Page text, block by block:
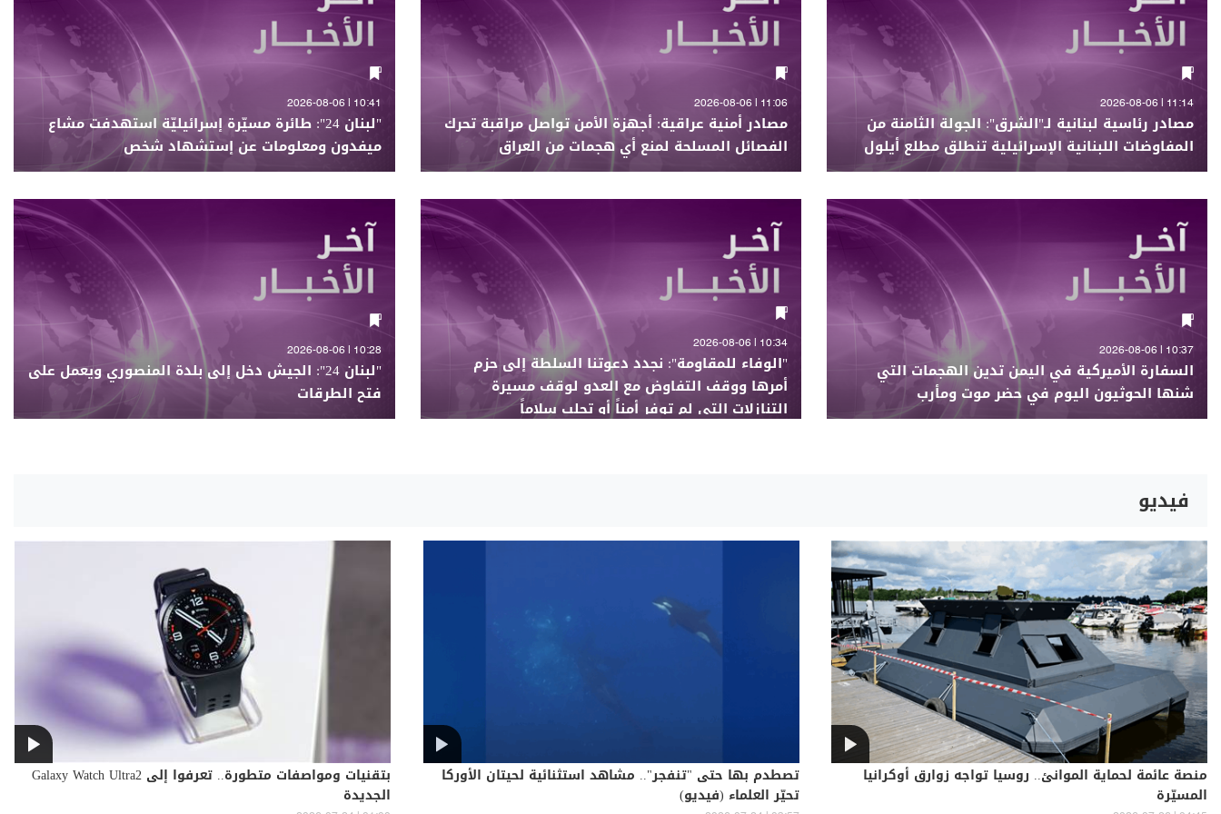
11:14 | 2026-08-06
مصادر رئاسية لبنانية لـ"الشرق": الجولة الثامنة من
المفاوضات اللبنانية الإسرائيلية تنطلق مطلع أيلول
11:06 | 2026-08-06
مصادر أمنية عراقية: أجهزة الأمن تواصل مراقبة تحرك
الفصائل المسلحة لمنع أي هجمات من العراق
10:41 | 2026-08-06
"لبنان 24": طائرة مسيّرة إسرائيليّة استهدفت مشاع
ميفدون ومعلومات عن إستشهاد شخص
10:37 | 2026-08-06
السفارة الأميركية في اليمن تدين الهجمات التي
شنها الحوثيون اليوم في حضر موت ومأرب
10:34 | 2026-08-06
"الوفاء للمقاومة": نجدد دعوتنا السلطة إلى حزم
أمرها ووقف التفاوض مع العدو لوقف مسيرة
التنازلات التي لم توفر أمناً أو تجلب سلاماً
10:28 | 2026-08-06
"لبنان 24": الجيش دخل إلى بلدة المنصوري ويعمل على
فتح الطرقات
فيديو
منصة عائمة لحماية الموانئ.. روسيا تواجه زوارق أوكرانيا
المسيّرة
تصطدم بها حتى "تنفجر".. مشاهد استثنائية لحيتان الأوركا
تحيّر العلماء (فيديو)
بتقنيات ومواصفات متطورة.. تعرفوا إلى Galaxy Watch Ultra2
الجديدة